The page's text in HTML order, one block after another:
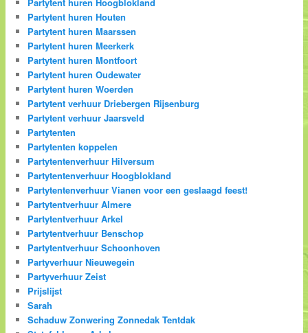
Partytent huren Hoogblokland
Partytent huren Houten
Partytent huren Maarssen
Partytent huren Meerkerk
Partytent huren Montfoort
Partytent huren Oudewater
Partytent huren Woerden
Partytent verhuur Driebergen Rijsenburg
Partytent verhuur Jaarsveld
Partytenten
Partytenten koppelen
Partytentenverhuur Hilversum
Partytentenverhuur Hoogblokland
Partytentenverhuur Vianen voor een geslaagd feest!
Partytentverhuur Almere
Partytentverhuur Arkel
Partytentverhuur Benschop
Partytentverhuur Schoonhoven
Partyverhuur Nieuwegein
Partyverhuur Zeist
Prijslijst
Sarah
Schaduw Zonwering Zonnedak Tentdak